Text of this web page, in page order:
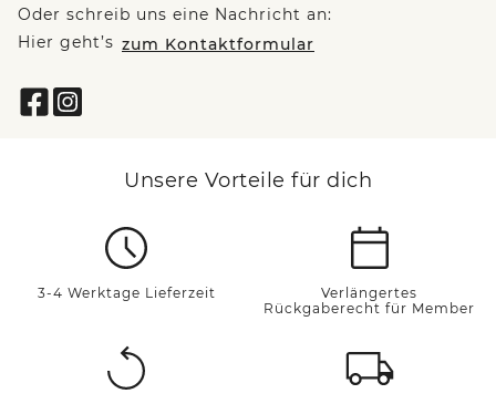
Oder schreib uns eine Nachricht an:
Hier geht’s zum Kontaktformular
Unsere Vorteile für dich
3-4 Werktage Lieferzeit
Verlängertes
Rückgaberecht für Member